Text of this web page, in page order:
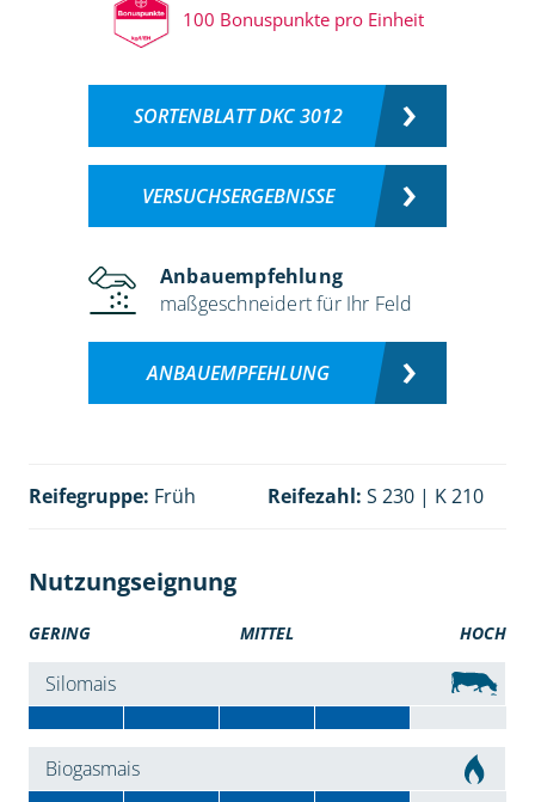
100 Bonuspunkte pro Einheit
SORTENBLATT DKC 3012
VERSUCHSERGEBNISSE
Anbauempfehlung
maßgeschneidert für Ihr Feld
ANBAUEMPFEHLUNG
Reifegruppe: Früh Reifezahl: S 230 | K 210
Nutzungseignung
GERING MITTEL HOCH
Silomais
Biogasmais